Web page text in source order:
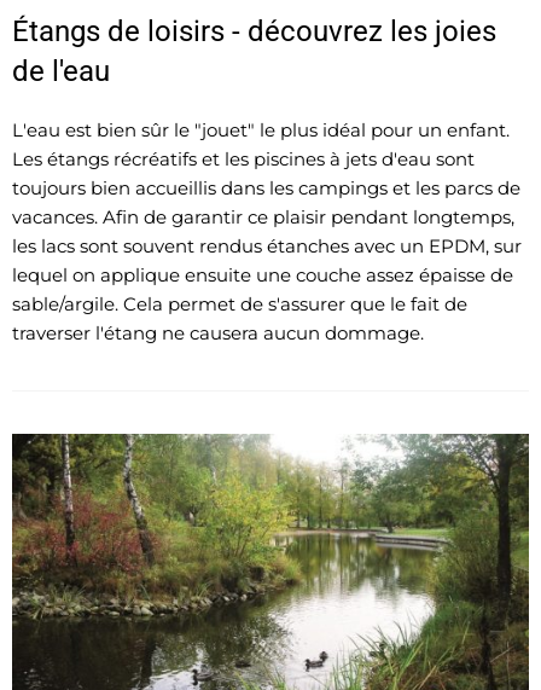
Étangs de loisirs - découvrez les joies
de l'eau
L'eau est bien sûr le "jouet" le plus idéal pour un enfant.
Les étangs récréatifs et les piscines à jets d'eau sont
toujours bien accueillis dans les campings et les parcs de
vacances. Afin de garantir ce plaisir pendant longtemps,
les lacs sont souvent rendus étanches avec un EPDM, sur
lequel on applique ensuite une couche assez épaisse de
sable/argile. Cela permet de s'assurer que le fait de
traverser l'étang ne causera aucun dommage.